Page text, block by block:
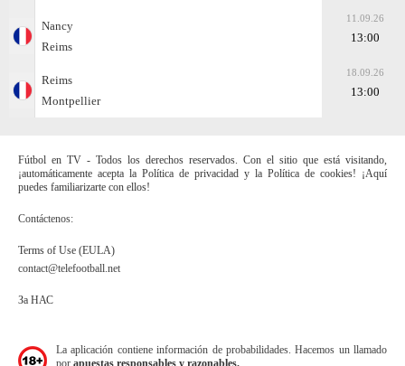
Nancy
Reims
11.09.26
13:00
Reims
Montpellier
18.09.26
13:00
Fútbol en TV - Todos los derechos reservados. Con el sitio que está visitando,
¡automáticamente acepta la Política de privacidad y la Política de cookies! ¡Aquí
puedes familiarizarte con ellos!
Contáctenos:
Terms of Use (EULA)
contact@telefootball.net
За НАС
La aplicación contiene información de probabilidades. Hacemos un llamado
por apuestas responsables y razonables.